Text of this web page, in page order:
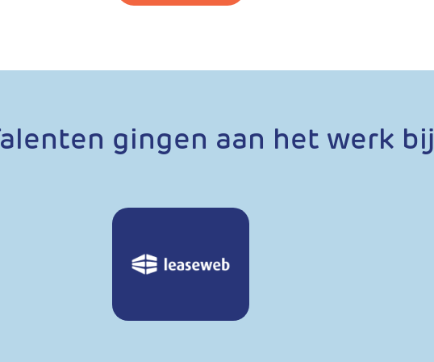
gingen aan het werk bij